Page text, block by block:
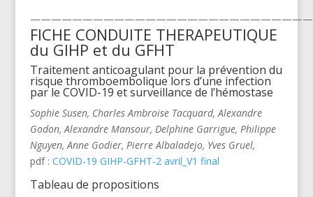
FICHE CONDUITE THERAPEUTIQUE
du GIHP et du GFHT
Traitement anticoagulant pour la prévention du
risque thromboembolique lors d’une infection
par le COVID-19 et surveillance de l’hémostase
Sophie Susen, Charles Ambroise Tacquard, Alexandre
Godon, Alexandre Mansour, Delphine Garrigue, Philippe
Nguyen, Anne Godier, Pierre Albaladejo, Yves Gruel,
pdf : COVID-19 GIHP-GFHT-2 avril_V1 final
Tableau de propositions